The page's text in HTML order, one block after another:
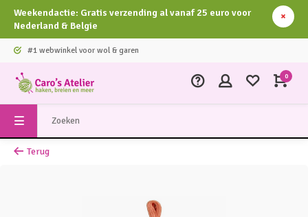
Weekendactie: Gratis verzending al vanaf 25 euro voor
Nederland & Belgie
#1 webwinkel voor wol & garen
0
Terug